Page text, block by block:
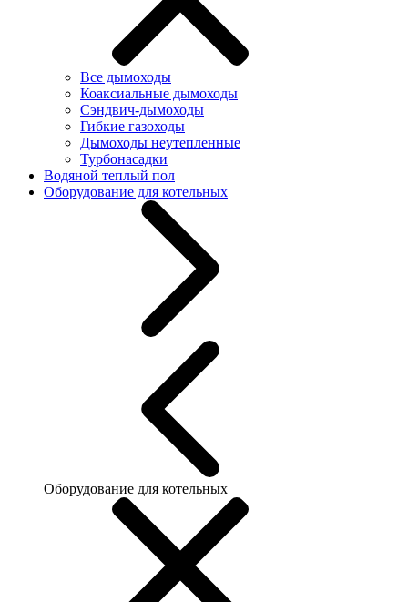
Все дымоходы
Коаксиальные дымоходы
Сэндвич-дымоходы
Гибкие газоходы
Дымоходы неутепленные
Турбонасадки
Водяной теплый пол
Оборудование для котельных
Оборудование для котельных